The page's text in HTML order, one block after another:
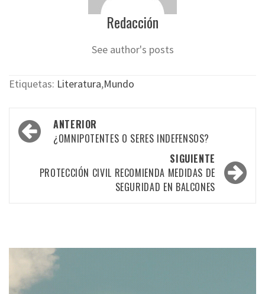
Redacción
See author's posts
Etiquetas: Literatura,Mundo
Navegación
por
entradas
ANTERIOR
¿OMNIPOTENTES O SERES INDEFENSOS?
SIGUIENTE
PROTECCIÓN CIVIL RECOMIENDA MEDIDAS DE
SEGURIDAD EN BALCONES